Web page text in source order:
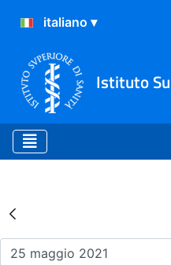
Istituto
Risultati